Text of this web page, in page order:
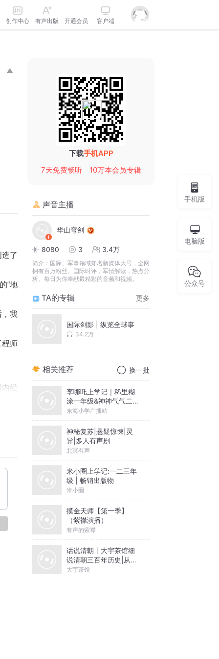
创作中心 有声出版 开通会员 客户端
了
“地
，我
程师
经
口
借
祭
下载手机APP
7天免费畅听
10万本会员专辑
声音主播
华山穹剑
8080 3 3.4万
简介： 国际、军事领域知名新媒体大号，全网
拥有百万粉丝。国际时评，军情解读，热点分
析。每日为你奉献最精彩的音频和视频。
TA的专辑 更多
国际剑影 | 纵览全球事
34.2万
相关推荐 换一批
李哪吒上学记｜稀里糊
涂一年级&神神气气二年
级
东海小学广播站
神秘复苏|悬疑惊悚|灵
异|多人有声剧
北冥有声
米小圈上学记:一二三年
级 | 畅销出版物
米小圈
摸金天师【第一季】
（紫襟演播）
有声的紫襟
话说清朝丨大宇茶馆细
说清朝三百年历史|从努
尔哈赤到末代皇帝溥仪|
大宇茶馆
手机版
电脑版
公众号